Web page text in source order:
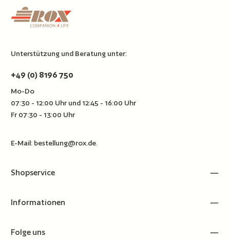
Unterstützung und Beratung unter:
+49 (0) 8196 750
Mo-Do
07:30 - 12:00 Uhr und 12:45 - 16:00 Uhr
Fr 07:30 - 13:00 Uhr
E-Mail: bestellung@rox.de.
Shopservice
Informationen
Folge uns